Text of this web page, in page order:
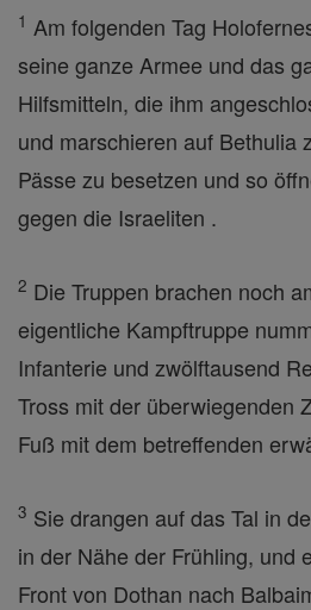
1 Am folgenden Tag
seine ganze Armee und das
Hilfsmitteln, die ihm
und marschieren auf Bethulia
Pässe zu besetzen und so
gegen die Israeliten .
2 Die Truppen brachen noch
eigentliche Kampftruppe
Infanterie und zwölftausend
Tross mit der überwiegenden
Fuß mit dem betreffenden
3 Sie drangen auf das Tal in
in der Nähe der Frühling, und
Front von Dothan nach